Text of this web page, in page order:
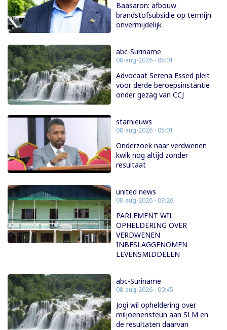
Baasaron: afbouw
brandstofsubsidie op termijn
onvermijdelijk
abc-Suriname
08-aug-2026 - 05:01
Advocaat Serena Essed pleit
voor derde beroepsinstantie
onder gezag van CCJ
starnieuws
08-aug-2026 - 05:01
Onderzoek naar verdwenen
kwik nog altijd zonder
resultaat
united news
08-aug-2026 - 03:26
PARLEMENT WIL
OPHELDERING OVER
VERDWENEN
INBESLAGGENOMEN
LEVENSMIDDELEN
abc-Suriname
08-aug-2026 - 00:45
Jogi wil opheldering over
miljoenensteun aan SLM en
de resultaten daarvan